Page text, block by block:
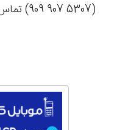
(5307 907 909) تماس حاصل فرمایید.